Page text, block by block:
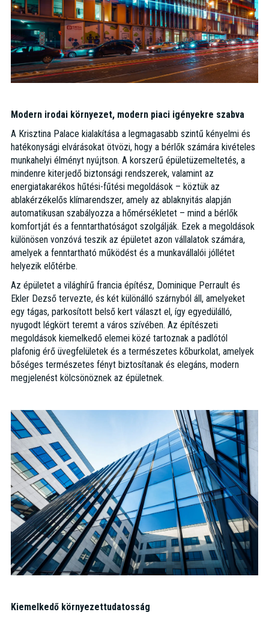
Modern irodai környezet, modern piaci igényekre szabva
A Krisztina Palace kialakítása a legmagasabb szintű kényelmi és
hatékonysági elvárásokat ötvözi, hogy a bérlők számára kivételes
munkahelyi élményt nyújtson. A korszerű épületüzemeltetés, a
mindenre kiterjedő biztonsági rendszerek, valamint az
energiatakarékos hűtési-fűtési megoldások – köztük az
ablakérzékelős klímarendszer, amely az ablaknyitás alapján
automatikusan szabályozza a hőmérsékletet – mind a bérlők
komfortját és a fenntarthatóságot szolgálják. Ezek a megoldások
különösen vonzóvá teszik az épületet azon vállalatok számára,
amelyek a fenntartható működést és a munkavállalói jóllétet
helyezik előtérbe.
Az épületet a világhírű francia építész, Dominique Perrault és
Ekler Dezső tervezte, és két különálló szárnyból áll, amelyeket
egy tágas, parkosított belső kert választ el, így egyedülálló,
nyugodt légkört teremt a város szívében. Az építészeti
megoldások kiemelkedő elemei közé tartoznak a padlótól
plafonig érő üvegfelületek és a természetes kőburkolat, amelyek
bőséges természetes fényt biztosítanak és elegáns, modern
megjelenést kölcsönöznek az épületnek.
Kiemelkedő környezettudatosság